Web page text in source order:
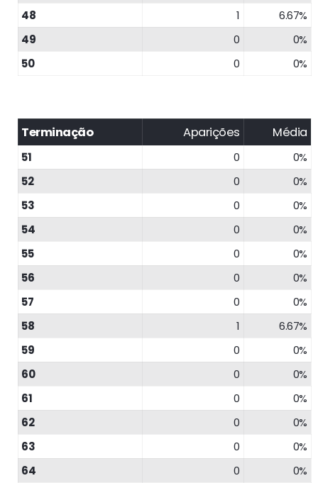
48 1
6.67%
49
0
0%
50
0 0%
Terminação Aparições Média
51 0
0%
52
0
0%
53
0
0%
54
0
0%
55
0
0%
56
0
0%
57
0
0%
58
1
6.67%
59
0
0%
60
0
0%
61
0
0%
62
0
0%
63
0
0%
64
0
0%